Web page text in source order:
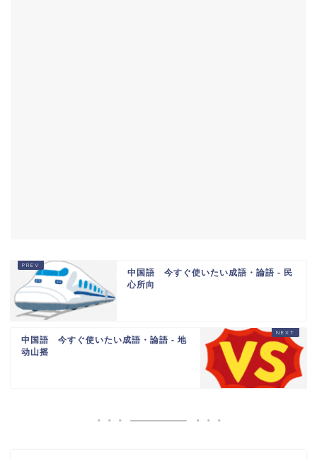
中国語 今すぐ使いたい成語・論語 - 民
心所向
中国語 今すぐ使いたい成語・論語 - 地
动山摇